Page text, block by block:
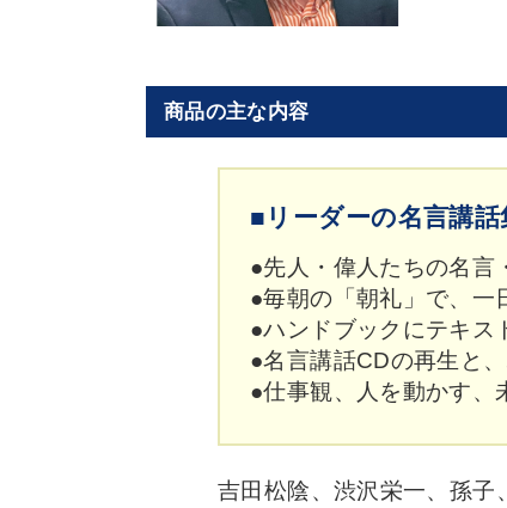
商品の主な内容
■リーダーの名言講
●先人・偉人たちの名言
●毎朝の「朝礼」で、
●ハンドブックにテキス
●名言講話CDの再生と
●仕事観、人を動かす
吉田松陰、渋沢栄一、孫子